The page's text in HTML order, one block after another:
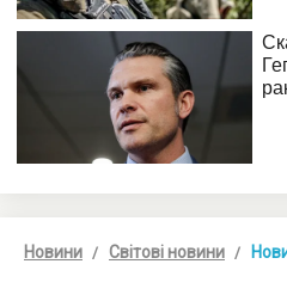
Новини Світові новини